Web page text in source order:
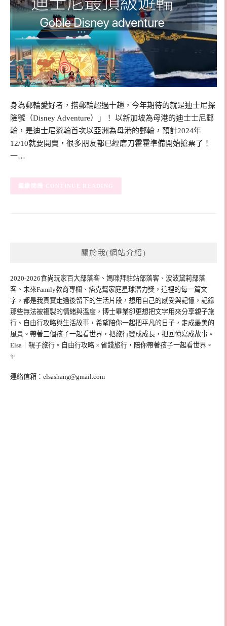
身為郵輪愛好者，搭郵輪超過十趟，今年期待的就是迪士尼探
險號（Disney Adventure）」！ 以新加坡為母港的迪士士尼郵
輪，是迪士尼遊輪首次以亞洲為母港的郵輪，預計2024年
12/10就要開賣，很多朋友都已經磨刀霍霍準備開始搶票了！
一…
CONTINUE READING
關於我(網站介紹)
2020-2026食尚玩家百大部落客、媽咪拜駐站部落客、波波黛莉部落
客、未來Family教育專欄、痞克幫家庭星球潛力獎，這裡的每一篇文
字，都是我真實走過後留下的生活片段，想用自己的感受與記憶，記錄
那些無法被複製的情緒與溫度，博士畢業卻更想把文字用來分享親子旅
行、自由行攻略與生活故事，希望陪你一起把平凡的日子，走成最美的
風景。帶著三個孩子一起看世界，把旅行變成成長，把回憶寫成故事。
Elsa｜親子旅行 × 自由行攻略 × 省錢旅行，陪你帶著孩子一起看世界。
✨
連絡信箱： elsashang@gmail.com